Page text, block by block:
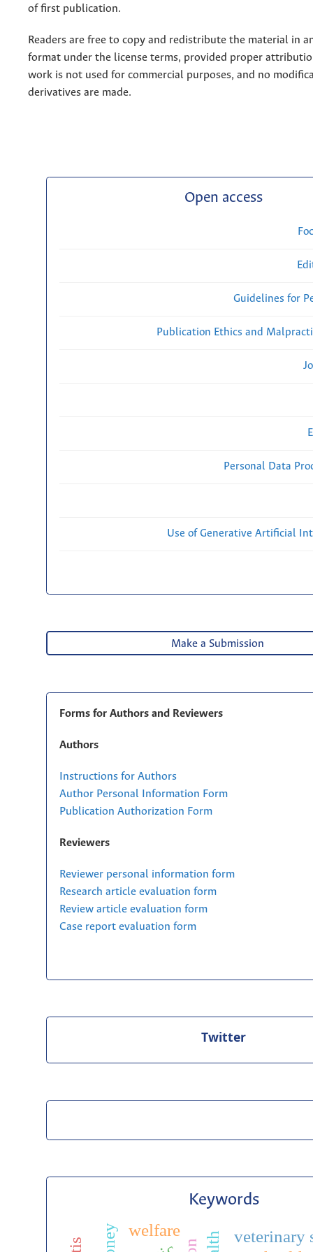
of first publication.
Readers are free to copy and redistribute the material in
format under the license terms, provided proper
work is not used for commercial purposes, and no
derivatives are made.
Open access
Guidelines for
Publication Ethics and
Personal Data
Use of Generative Artificial
Make a Submission
Forms for Authors and Reviewers
Authors
Instructions for Authors
Author Personal Information Form
Publication Authorization Form
Reviewers
Reviewer personal information form
Research article evaluation form
Review article evaluation form
Case report evaluation form
Twitter
Keywords
veterinary
welfare